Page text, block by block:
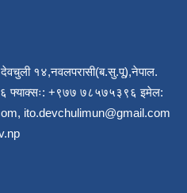
देवचुली १४,नवलपरासी(ब.सु.पू),नेपाल.
+९७७ ७८५७५३९६ इमेल:
, ito.devchulimun@gmail.com